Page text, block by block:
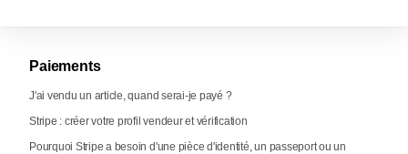
Paiements
J'ai vendu un article, quand serai-je payé ?
Stripe : créer votre profil vendeur et vérification
Pourquoi Stripe a besoin d'une pièce d'identité, un passeport ou un